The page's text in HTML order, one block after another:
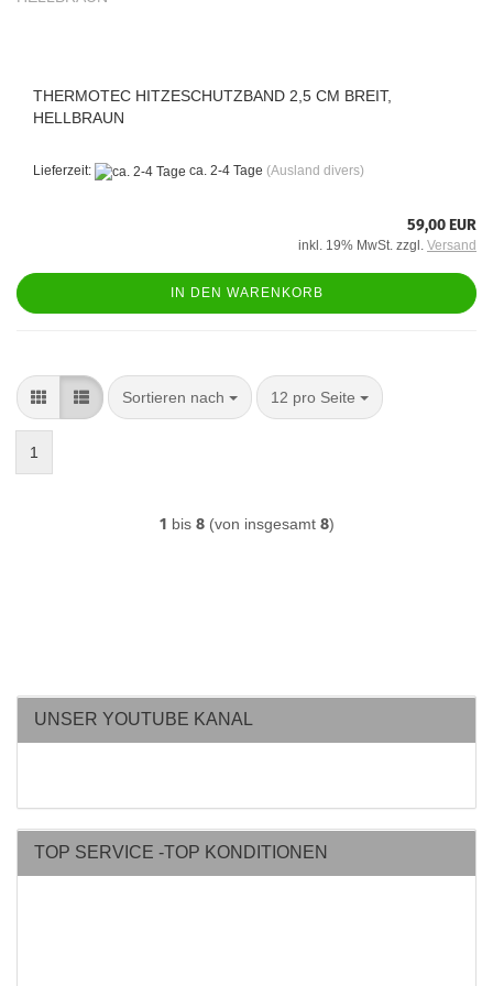
THERMOTEC HITZESCHUTZBAND 2,5 CM BREIT,
HELLBRAUN
Lieferzeit: ca. 2-4 Tage (Ausland divers)
59,00 EUR
inkl. 19% MwSt. zzgl. Versand
IN DEN WARENKORB
Sortieren nach
Sortieren nach 12 pro Seite
pro Seite
1
1 bis 8(von insgesamt 8)
UNSER YOUTUBE KANAL
TOP SERVICE -TOP KONDITIONEN